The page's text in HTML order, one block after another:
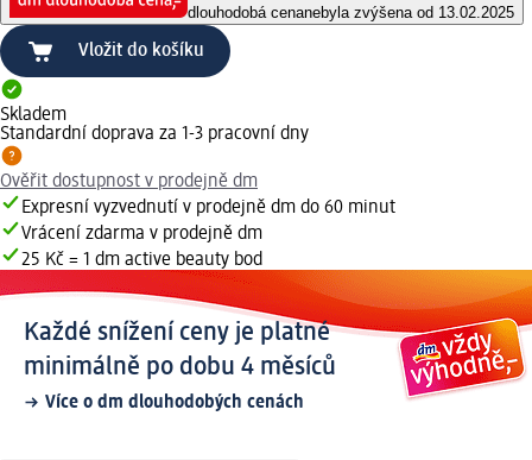
dlouhodobá cenanebyla zvýšena od 13.02.2025
Vložit do košíku
Skladem
Standardní doprava za 1-3 pracovní dny
Ověřit dostupnost v prodejně dm
Expresní vyzvednutí v prodejně dm do 60 minut
Vrácení zdarma v prodejně dm
25 Kč = 1 dm active beauty bod
Každé snížení ceny je platné
minimálně po dobu 4 měsíců
Více o dm dlouhodobých cenách